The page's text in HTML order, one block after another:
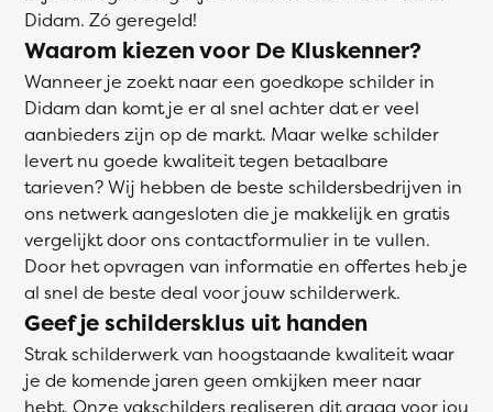
Didam. Zó geregeld!
Waarom kiezen voor De Kluskenner?
Wanneer je zoekt naar een goedkope schilder in
Didam dan komt je er al snel achter dat er veel
aanbieders zijn op de markt. Maar welke schilder
levert nu goede kwaliteit tegen betaalbare
tarieven? Wij hebben de beste schildersbedrijven in
ons netwerk aangesloten die je makkelijk en gratis
vergelijkt door ons contactformulier in te vullen.
Door het opvragen van informatie en offertes heb je
al snel de beste deal voor jouw schilderwerk.
Geef je schildersklus uit handen
Strak schilderwerk van hoogstaande kwaliteit waar
je de komende jaren geen omkijken meer naar
hebt. Onze vakschilders realiseren dit graag voor jou